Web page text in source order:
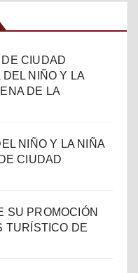
CIUDAD
NIÑO Y LA
DE LA
NIÑO Y LA NIÑA
CIUDAD
SU PROMOCIÓN
TURÍSTICO DE